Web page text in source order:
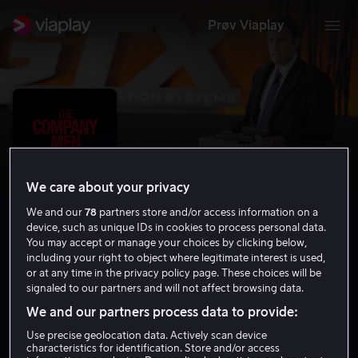
Prøv Viaplay
The Company Men
6.7 Drama 2010 1 t 40 min
15 år
HD
We care about your privacy
We and our78 partners store and/or access information on a
device, such as unique IDs in cookies to process personal data.
You may accept or manage your choices by clicking below,
including your right to object where legitimate interest is used,
or at any time in the privacy policy page. These choices will be
signaled to our partners and will not affect browsing data.
We and our partners process data to provide:
Use precise geolocation data. Actively scan device
characteristics for identification. Store and/or access